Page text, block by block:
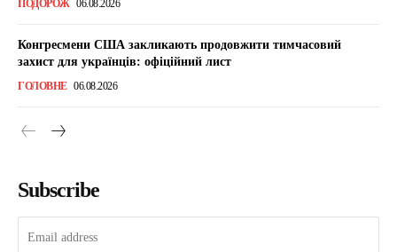
ПОДОРОЖ 06.08.2026
Конгресмени США закликають продовжити тимчасовий
захист для українців: офіційний лист
ГОЛОВНЕ 06.08.2026
Subscribe